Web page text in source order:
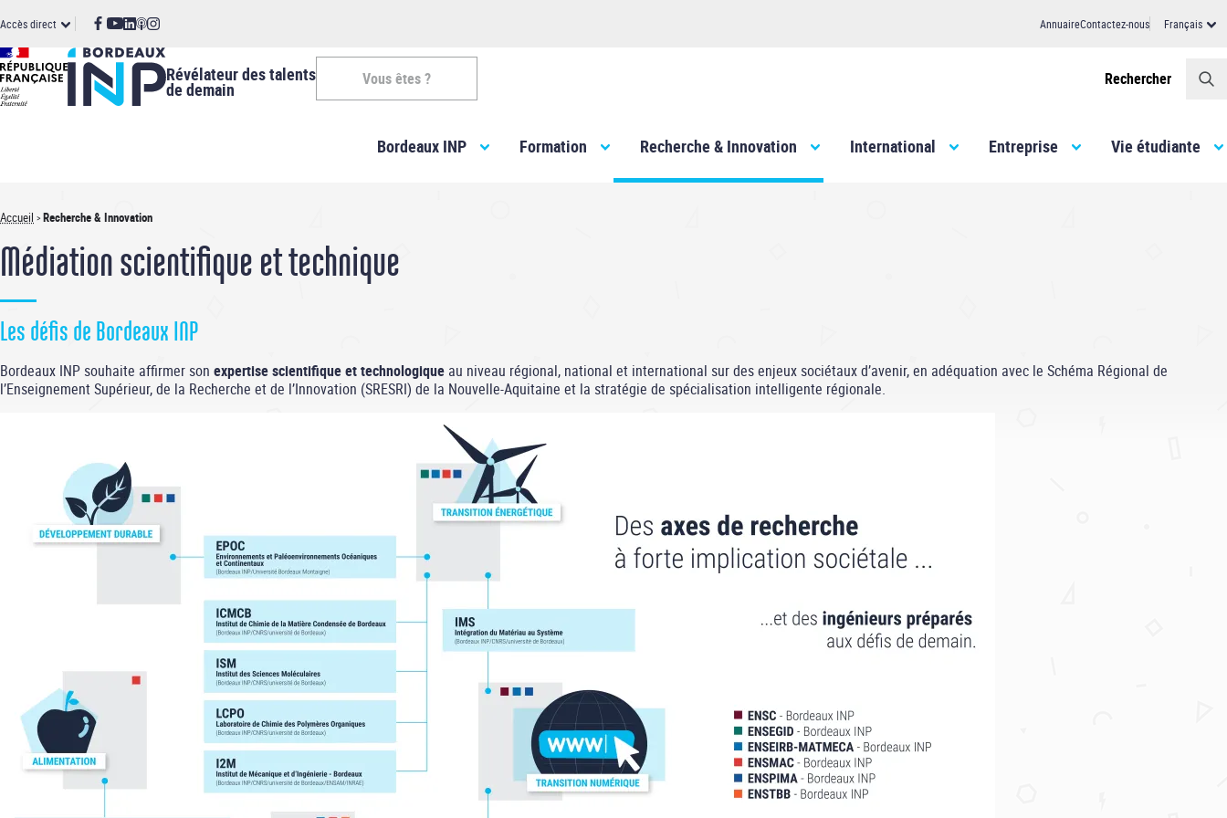
au
contenu
principal
Accès direct AnnuaireContactez-nous Français
Révélateur des talents
de demain Vous êtes ?
INP
Rechercher
Bordeaux INP Formation Recherche & Innovation International Entreprise Vie étudiante
Fil
d'Ariane
Accueil Recherche & Innovation
Médiation scientifique et technique
Les défis de Bordeaux INP
Bordeaux INP souhaite affirmer son expertise scientifique et technologique au niveau régional, national et international sur des enjeux sociétaux d’avenir, en adéquation avec le Schéma Régional de
l’Enseignement Supérieur, de la Recherche et de l’Innovation (SRESRI) de la Nouvelle-Aquitaine et la stratégie de spécialisation intelligente régionale.